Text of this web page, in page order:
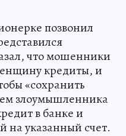
позвонил
что мошенники
кредиты, и
«сохранить
злоумышленника
в банке и
на указанный счет.